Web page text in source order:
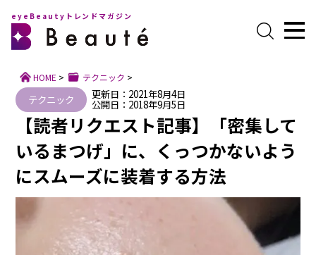
eyeBeautyトレンドマガジン
HOME > テクニック >
テクニック 更新日：2021年8月4日
公開日：2018年9月5日
【読者リクエスト記事】「密集して
いるまつげ」に、くっつかないよう
にスムーズに装着する方法